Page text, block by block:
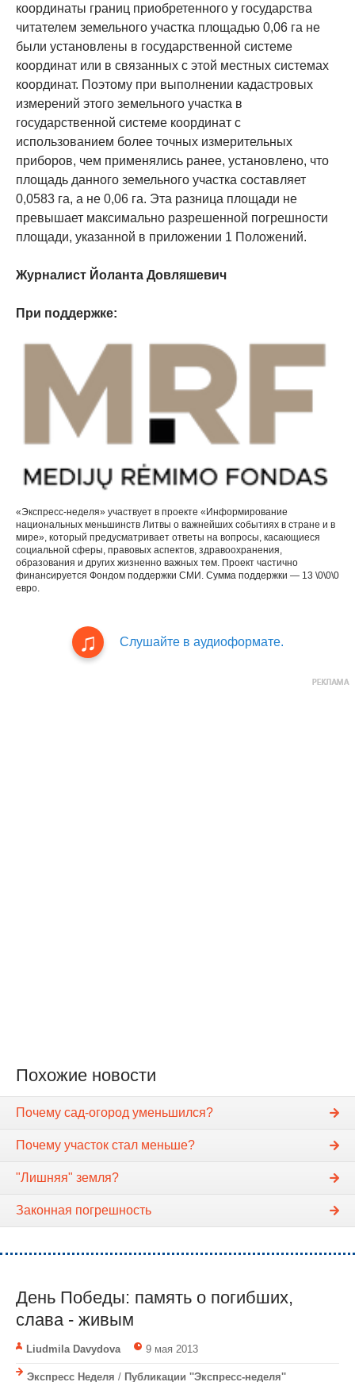
координаты границ приобретенного у государства
читателем земельного участка площадью 0,06 га не
были установлены в государственной системе
координат или в связанных с этой местных системах
координат. Поэтому при выполнении кадастровых
измерений этого земельного участка в
государственной системе координат с
использованием более точных измерительных
приборов, чем применялись ранее, установлено, что
площадь данного земельного участка составляет
0,0583 га, а не 0,06 га. Эта разница площади не
превышает максимально разрешенной погрешности
площади, указанной в приложении 1 Положений.
Журналист Йоланта Довляшевич
При поддержке:
«Экспресс-неделя» участвует в проекте «Информирование
национальных меньшинств Литвы о важнейших событиях в стране и в
мире», который предусматривает ответы на вопросы, касающиеся
социальной сферы, правовых аспектов, здравоохранения,
образования и других жизненно важных тем. Проект частично
финансируется Фондом поддержки СМИ. Сумма поддержки — 13 \0\0\0
евро.
Слушайте в аудиоформате.
Похожие новости
Почему сад-огород уменьшился?
Почему участок стал меньше?
"Лишняя" земля?
Законная погрешность
День Победы: память о погибших,
слава - живым
Liudmila Davydova 9 мая 2013
Экспресс Неделя / Публикации ''Экспресс-неделя''